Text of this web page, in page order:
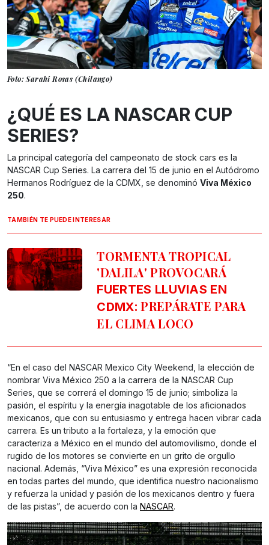
Foto: Sarahi Rosas (Chilango)
¿QUÉ ES LA NASCAR CUP
SERIES?
La principal categoría del campeonato de stock cars es la
NASCAR Cup Series. La carrera del 15 de junio en el Autódromo
Hermanos Rodríguez de la CDMX, se denominó Viva México
250.
TAMBIÉN TE PUEDE INTERESAR
TORMENTA TROPICAL
'DALILA' PROVOCARÁ
FUERTES LLUVIAS EN
CDMX: PREPÁRATE PARA
EL CLIMA LOCO
“En el caso del NASCAR Mexico City Weekend, la elección de
nombrar Viva México 250 a la carrera de la NASCAR Cup
Series, que se correrá el domingo 15 de junio; simboliza la
pasión, el espíritu y la energía inagotable de los aficionados
mexicanos, que con su entusiasmo y entrega hacen vibrar cada
carrera. Es un tributo a la fortaleza, y la emoción que
caracteriza a México en el mundo del automovilismo, donde el
rugido de los motores se convierte en un grito de orgullo
nacional. Además, “Viva México” es una expresión reconocida
en todas partes del mundo, que identifica nuestro nacionalismo
y refuerza la unidad y pasión de los mexicanos dentro y fuera
de las pistas”, de acuerdo con la NASCAR.